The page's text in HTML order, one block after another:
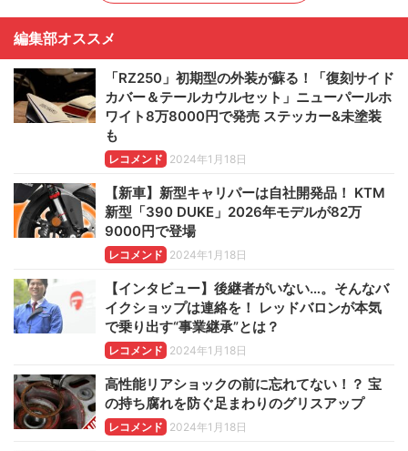
編集部オススメ
「RZ250」初期型の外装が蘇る！「復刻サイド
カバー＆テールカウルセット」ニューパールホ
ワイト8万8000円で発売 ステッカー&未塗装
も
レコメンド 2024年1月18日
【新車】新型キャリパーは自社開発品！ KTM
新型「390 DUKE」2026年モデルが82万
9000円で登場
レコメンド 2024年1月18日
【インタビュー】後継者がいない…。そんなバ
イクショップは連絡を！ レッドバロンが本気
で乗り出す“事業継承”とは？
レコメンド 2024年1月18日
高性能リアショックの前に忘れてない！？ 宝
の持ち腐れを防ぐ足まわりのグリスアップ
レコメンド 2024年1月18日